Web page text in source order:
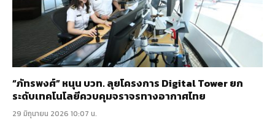
“ภัทรพงศ์” หนุน บวท. ลุยโครงการ Digital Tower ยก
ระดับเทคโนโลยีควบคุมจราจรทางอากาศไทย
29 มิถุนายน 2026 10:07 น.